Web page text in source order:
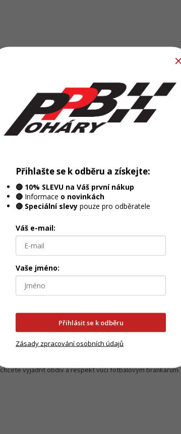
Nová řada Metline
Zlatá kovová trofej | Brankář
Skladem(>5 ks)
627 Kč
chcete vyjádřit obdiv a respekt vůči fotbalovým brankářům.
Přihlašte se k odběru a získejte:
🔴 10% SLEVU na Váš první nákup
🔴 Informace o novinkách
🔴 Speciální slevy pouze pro odběratele
Váš e-mail:
Vaše jméno:
Přihlásit se k odběru
Zásady zpracování osobních údajů